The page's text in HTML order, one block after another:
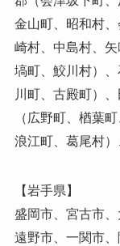
金山町、昭和村
崎村、中島村、矢
塙町、鮫川村）
川町、古殿町）
（広野町、楢葉
浪江町、葛尾村）
【岩手県】
盛岡市、宮古市
遠野市、一関市